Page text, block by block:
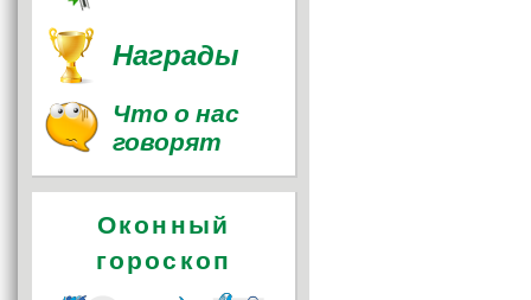
Награды
Что о нас
говорят
Оконный
гороскоп